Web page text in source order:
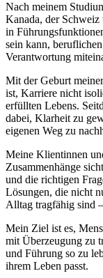
Nach meinem
Kanada, der
in
sein kann,
Verantwortung
Mit der Geburt
ist, Karriere nicht
erfüllten Lebens.
dabei, Klarheit zu
eigenen Weg zu
Meine Klientinnen
Zusammenhänge
und die richtigen
Lösungen, die nicht
Alltag tragfähig sind
Mein Ziel ist es,
mit Überzeugung zu
und Führung so zu
ihrem Leben passt.